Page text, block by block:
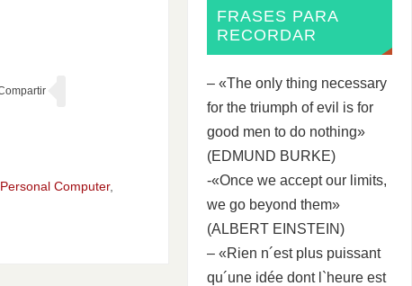
Personal Computer,
FRASES PARA
RECORDAR
– «The only thing necessary
for the triumph of evil is for
good men to do nothing»
(EDMUND BURKE)
-«Once we accept our limits,
we go beyond them»
(ALBERT EINSTEIN)
– «Rien n´est plus puissant
qu´une idée dont l`heure est